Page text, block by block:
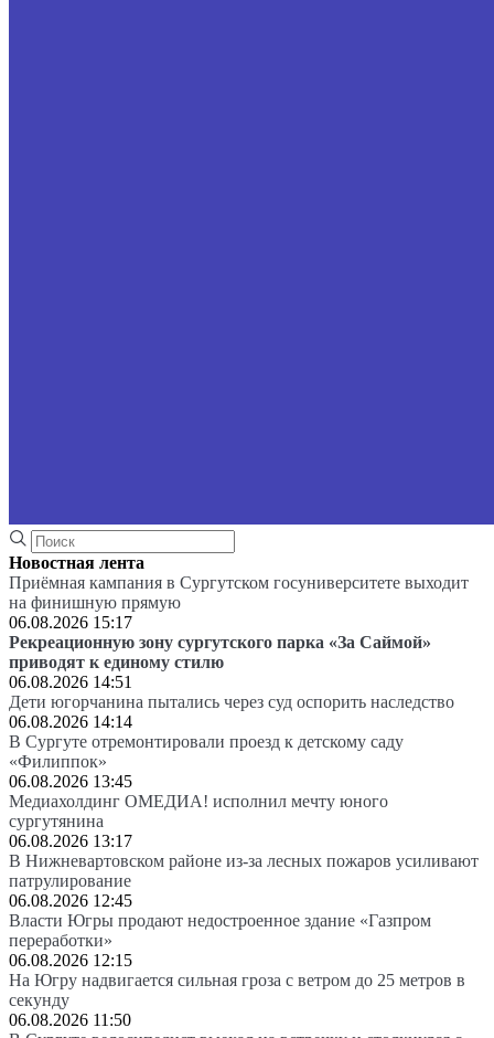
Новостная лента
Приёмная кампания в Сургутском госуниверситете выходит
на финишную прямую
06.08.2026 15:17
Рекреационную зону сургутского парка «За Саймой»
приводят к единому стилю
06.08.2026 14:51
Дети югорчанина пытались через суд оспорить наследство
06.08.2026 14:14
В Сургуте отремонтировали проезд к детскому саду
«Филиппок»
06.08.2026 13:45
Медиахолдинг ОМЕДИА! исполнил мечту юного
сургутянина
06.08.2026 13:17
В Нижневартовском районе из-за лесных пожаров усиливают
патрулирование
06.08.2026 12:45
Власти Югры продают недостроенное здание «Газпром
переработки»
06.08.2026 12:15
На Югру надвигается сильная гроза с ветром до 25 метров в
секунду
06.08.2026 11:50